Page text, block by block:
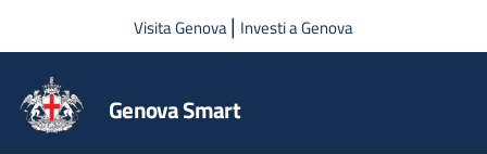
Salta al contenuto principale
Visita Genova| Investi a Genova
Genova Smart